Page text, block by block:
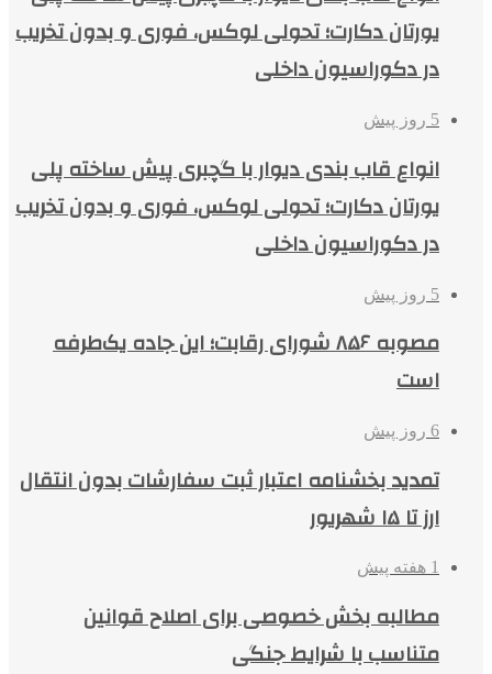
یورتان دکارت؛ تحولی لوکس، فوری و بدون تخریب
در دکوراسیون داخلی
5 روز پیش
انواع قاب بندی دیوار با گچبری پیش ساخته پلی
یورتان دکارت؛ تحولی لوکس، فوری و بدون تخریب
در دکوراسیون داخلی
5 روز پیش
مصوبه ۸۵۶ شورای رقابت؛ این جاده یک‌طرفه
است
6 روز پیش
تمدید بخشنامه اعتبار ثبت سفارشات بدون انتقال
ارز تا ۱۵ شهریور
1 هفته پیش
مطالبه بخش خصوصی برای اصلاح قوانین
متناسب با شرایط جنگی